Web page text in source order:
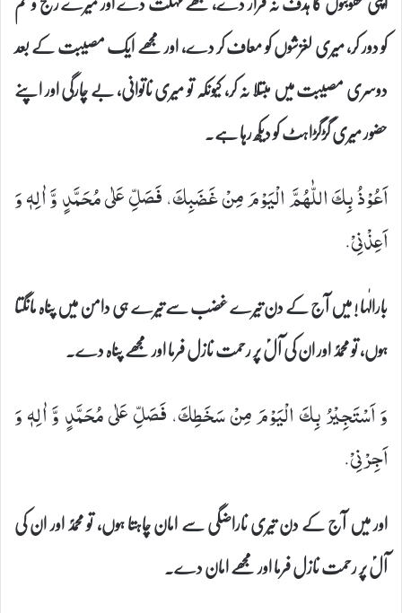
کو دور کر، میری لغزشوں کو معاف کر دے، اور مجھے ایک مصیبت کے بعد
دوسری مصیبت میں مبتلا نہ کر، کیونکہ تو میری ناتوانی، بے چارگی اور اپنے
حضور میری گڑگڑاہٹ کو دیکھ رہا ہے۔
اَعُوْذُ بِكَ اللّٰهُمَّ الْیَوْمَ مِنْ غَضَبِكَ، فَصَلِّ عَلٰى مُحَمَّدٍ وَّ اٰلِهٖ وَ
اَعِذْنِیْ.
بارالٰہا ! میں آج کے دن تیرے غضب سے تیرے ہی دامن میں پناہ مانگتا
ہوں، تو محمدؐ اور ان کی آلؑ پر رحمت نازل فرما اور مجھے پناہ دے۔
وَ اَسْتَجِیْرُ بِكَ الْیَوْمَ مِنْ سَخَطِكَ، فَصَلِّ عَلٰى مُحَمَّدٍ وَّ اٰلِهٖ وَ
اَجِرْنِیْ.
اور میں آج کے دن تیری ناراضگی سے امان چاہتا ہوں، تو محمدؐ اور ان کی
آلؑ پر رحمت نازل فرما اور مجھے امان دے۔